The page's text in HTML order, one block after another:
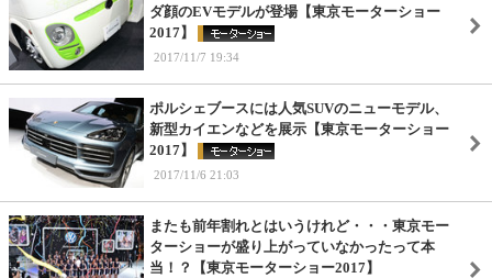
ダ顔のEVモデルが登場【東京モーターショー
2017】
2017/11/7 19:34
ポルシェブースには人気SUVのニューモデル、
新型カイエンなどを展示【東京モーターショー
2017】
2017/11/6 21:03
またも前年割れとはいうけれど・・・東京モー
ターショーが盛り上がっていなかったって本
当！？【東京モーターショー2017】